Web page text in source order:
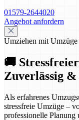
01579-2644020
Angebot anfordern
Umziehen mit
🚚
Zuverlässig
Als erfahrenes
stressfreie Umzüge –
professionelle